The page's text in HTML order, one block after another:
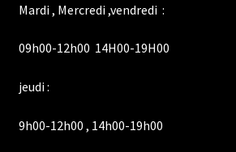
Mardi , Mercredi ,vendredi :
09h00-12h00 14H00-19H00
jeudi :
9h00-12h00 , 14h00-19h00